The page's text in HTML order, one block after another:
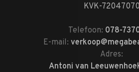
KVK-72047070
Telefoon: 078-
E-mail:
Adres:
Antoni van